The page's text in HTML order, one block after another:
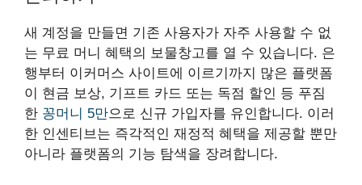
새 계정을 만들면 기존 사용자가 자주 사용할 수 없
는 무료 머니 혜택의 보물창고를 열 수 있습니다. 은
행부터 이커머스 사이트에 이르기까지 많은 플랫폼
이 현금 보상, 기프트 카드 또는 독점 할인 등 푸짐
한 꽁머니 5만으로 신규 가입자를 유인합니다. 이러
한 인센티브는 즉각적인 재정적 혜택을 제공할 뿐만
아니라 플랫폼의 기능 탐색을 장려합니다.